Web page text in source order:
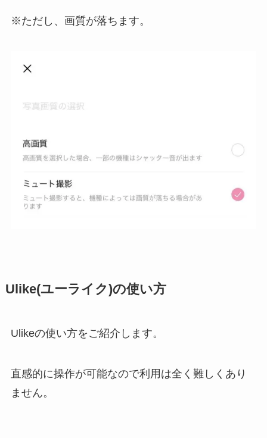
※ただし、画質が落ちます。
Ulike(ユーライク)の使い方
Ulikeの使い方をご紹介します。
直感的に操作が可能なので利用は全く難しくあり
ません。